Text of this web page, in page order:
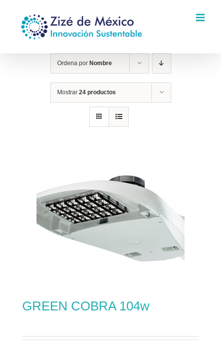
contenido
Ordena por Nombre
Mostrar 24 productos
GREEN COBRA 104w